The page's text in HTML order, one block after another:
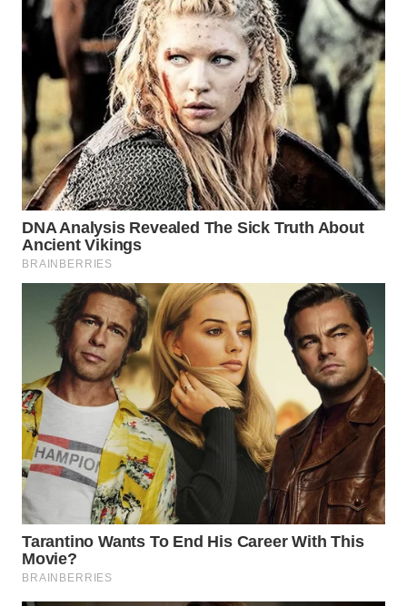
WN
KARAWANG
WN
BEKASI
WN
BOGOR
WN
DEPOK
WN
TAPANULI
UTARA
WN
SAMOSIR
WN
PADANG
WN
SUMEDANG